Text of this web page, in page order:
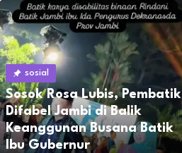
sosial
Sosok Rosa Lubis, Pembatik
Difabel Jambi di Balik
Keanggunan Busana Batik
Ibu Gubernur